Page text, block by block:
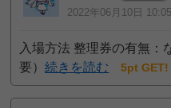
2022年06月10日
入場方法 整理券の有無：
要）続きを読む 5pt GET!